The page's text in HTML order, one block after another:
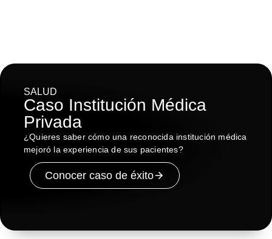
SALUD
Caso Institución Médica
Privada
¿Quieres saber cómo una reconocida institución médica
mejoró la experiencia de sus pacientes?
Conocer caso de éxito